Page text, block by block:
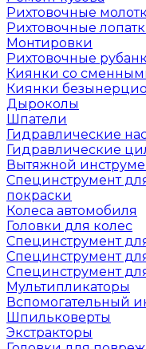
Рихтовочные
Рихтовочные
Монтировки
Рихтовочные
Киянки со
Киянки
Дыроколы
Шпатели
Гидравлические
Гидравлические
Вытяжной
Специнструмент
покраски
Колеса автомобиля
Головки для колес
Специнструмент
Специнструмент
Специнструмент
Мультипликаторы
Вспомогательный
Шпильковерты
Экстракторы